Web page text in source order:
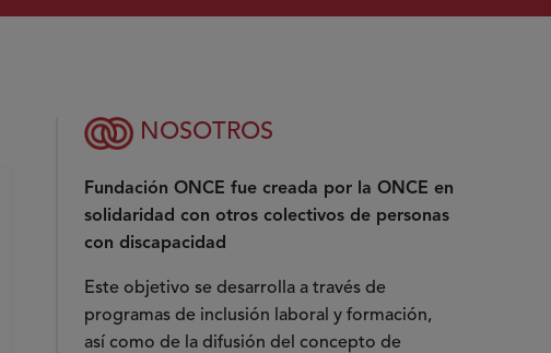
NOSOTROS
Fundación ONCE fue creada por la ONCE en
solidaridad con otros colectivos de personas
con discapacidad
Este objetivo se desarrolla a través de
programas de inclusión laboral y formación,
así como de la difusión del concepto de